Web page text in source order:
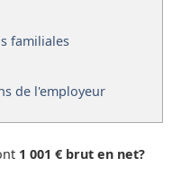
familiales
de l'employeur
1 001 € brut en net?